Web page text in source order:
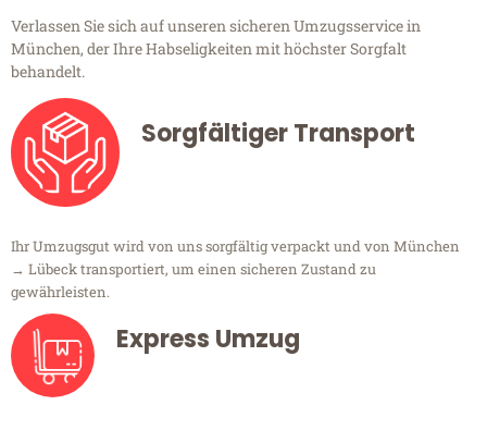
Verlassen Sie sich auf unseren sicheren Umzugsservice in
München, der Ihre Habseligkeiten mit höchster Sorgfalt
behandelt.
Sorgfältiger Transport
Ihr Umzugsgut wird von uns sorgfältig verpackt und von München
→ Lübeck transportiert, um einen sicheren Zustand zu
gewährleisten.
Express Umzug